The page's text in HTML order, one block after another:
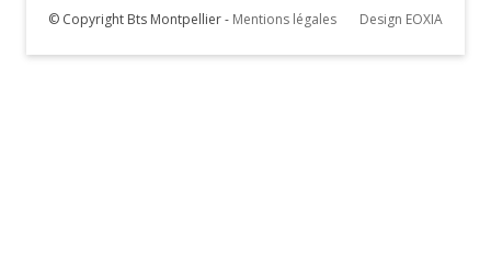
© Copyright Bts Montpellier - Mentions légales Design EOXIA